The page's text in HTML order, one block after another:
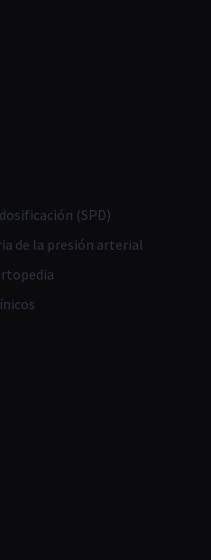
(SPD)
de la presión arterial